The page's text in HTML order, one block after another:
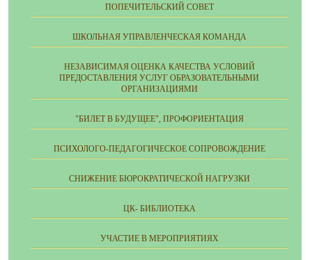
ПОПЕЧИТЕЛЬСКИЙ СОВЕТ
ШКОЛЬНАЯ УПРАВЛЕНЧЕСКАЯ КОМАНДА
НЕЗАВИСИМАЯ ОЦЕНКА КАЧЕСТВА УСЛОВИЙ
ПРЕДОСТАВЛЕНИЯ УСЛУГ ОБРАЗОВАТЕЛЬНЫМИ
ОРГАНИЗАЦИЯМИ
"БИЛЕТ В БУДУЩЕЕ", ПРОФОРИЕНТАЦИЯ
ПСИХОЛОГО-ПЕДАГОГИЧЕСКОЕ СОПРОВОЖДЕНИЕ
СНИЖЕНИЕ БЮРОКРАТИЧЕСКОЙ НАГРУЗКИ
ЦК- БИБЛИОТЕКА
УЧАСТИЕ В МЕРОПРИЯТИЯХ